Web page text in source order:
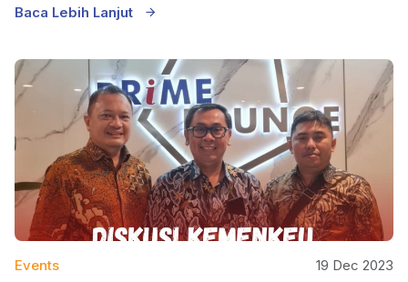
Baca Lebih Lanjut
Events 19 Dec 2023